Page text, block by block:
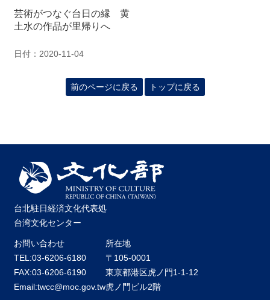
芸術がつなぐ台日の縁 黄
土水の作品が里帰りへ
日付：2020-11-04
前のページに戻る トップに戻る
台北駐日経済文化代表処
台湾文化センター
お問い合わせ
TEL:03-6206-6180
FAX:03-6206-6190
Email:twcc@moc.gov.tw
所在地
〒105-0001
東京都港区虎ノ門1-1-12
虎ノ門ビル2階